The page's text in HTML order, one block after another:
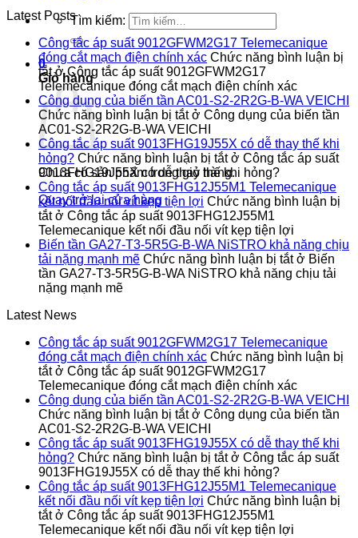
Tìm kiếm:
0
Giỏ hàng
Chưa có sản phẩm trong giỏ hàng.
Quay trở lại cửa hàng
Latest Posts
Công tắc áp suất 9012GFWM2G17 Telemecanique
đóng cắt mạch điện chính xác Chức năng bình luận bị
tắtở Công tắc áp suất 9012GFWM2G17
Telemecanique đóng cắt mạch điện chính xác
Công dụng của biến tần AC01-S2-2R2G-B-WA VEICHI
Chức năng bình luận bị tắtở Công dụng của biến tần
AC01-S2-2R2G-B-WA VEICHI
Công tắc áp suất 9013FHG19J55X có dễ thay thế khi
hỏng? Chức năng bình luận bị tắtở Công tắc áp suất
9013FHG19J55X có dễ thay thế khi hỏng?
Công tắc áp suất 9013FHG12J55M1 Telemecanique
kết nối đầu nối vít kẹp tiện lợi Chức năng bình luận bị
tắtở Công tắc áp suất 9013FHG12J55M1
Telemecanique kết nối đầu nối vít kẹp tiện lợi
Biến tần GA27-T3-5R5G-B-WA NiSTRO khả năng chịu
tải nặng mạnh mẽ Chức năng bình luận bị tắtở Biến
tần GA27-T3-5R5G-B-WA NiSTRO khả năng chịu tải
nặng mạnh mẽ
Latest News
Công tắc áp suất 9012GFWM2G17 Telemecanique
đóng cắt mạch điện chính xác Chức năng bình luận bị
tắtở Công tắc áp suất 9012GFWM2G17
Telemecanique đóng cắt mạch điện chính xác
Công dụng của biến tần AC01-S2-2R2G-B-WA VEICHI
Chức năng bình luận bị tắtở Công dụng của biến tần
AC01-S2-2R2G-B-WA VEICHI
Công tắc áp suất 9013FHG19J55X có dễ thay thế khi
hỏng? Chức năng bình luận bị tắtở Công tắc áp suất
9013FHG19J55X có dễ thay thế khi hỏng?
Công tắc áp suất 9013FHG12J55M1 Telemecanique
kết nối đầu nối vít kẹp tiện lợi Chức năng bình luận bị
tắtở Công tắc áp suất 9013FHG12J55M1
Telemecanique kết nối đầu nối vít kẹp tiện lợi